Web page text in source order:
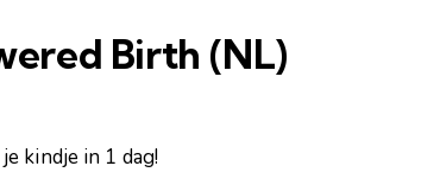
Birth (NL)
kindje in 1 dag!